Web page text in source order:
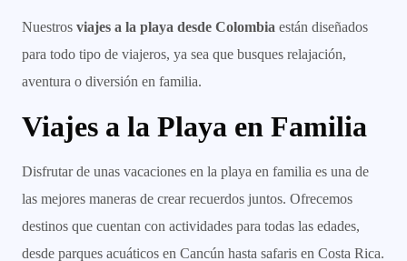
Nuestros viajes a la playa desde Colombia están diseñados
para todo tipo de viajeros, ya sea que busques relajación,
aventura o diversión en familia.
Viajes a la Playa en Familia
Disfrutar de unas vacaciones en la playa en familia es una de
las mejores maneras de crear recuerdos juntos. Ofrecemos
destinos que cuentan con actividades para todas las edades,
desde parques acuáticos en Cancún hasta safaris en Costa Rica.